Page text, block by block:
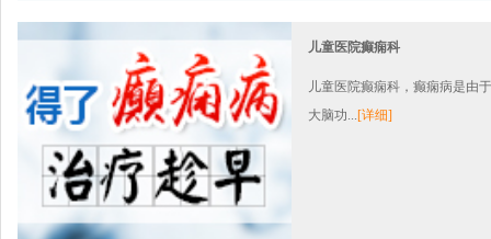
儿童医院癫痫科
儿童医院癫痫科，癫痫病是由
大脑功...[详细]